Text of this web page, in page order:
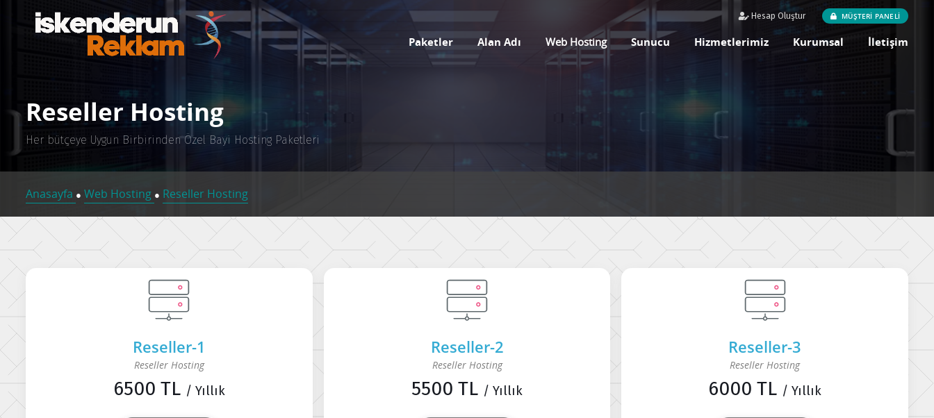
Hesap Oluştur MÜŞTERİ PANELİ
Paketler Alan Adı Web Hosting Sunucu Hizmetlerimiz Kurumsal İletişim
Reseller Hosting
Her bütçeye Uygun Birbirinden Özel Bayi Hosting Paketleri
Anasayfa ● Web Hosting ● Reseller Hosting
Reseller-1
Reseller Hosting
6500 TL / Yıllık
Reseller-2
Reseller Hosting
5500 TL / Yıllık
Reseller-3
Reseller Hosting
6000 TL / Yıllık